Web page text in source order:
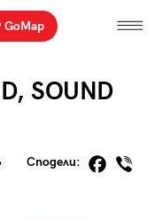
GoMap
SOUND
Сподели: